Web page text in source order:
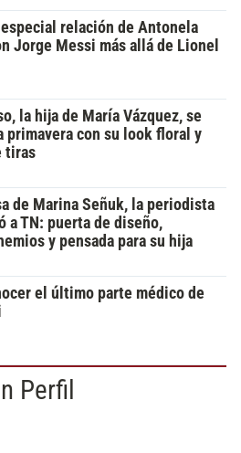
relación de Antonela
Jorge Messi más allá de Lionel
la hija de María Vázquez, se
primavera con su look floral y
tiras
de Marina Señuk, la periodista
a TN: puerta de diseño,
y pensada para su hija
el último parte médico de
Perfil